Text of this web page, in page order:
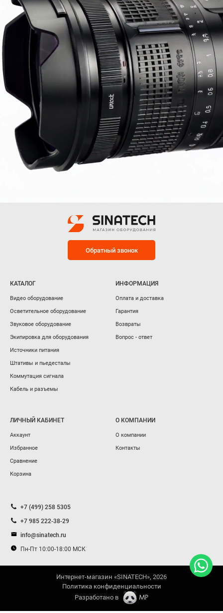
Обратный звонок
КАТАЛОГ
Видео оборудование
Осветительное оборудование
Звуковое оборудование
Экипировка для оборудования
Источники питания
Штативы и пьедесталы
Коммутация сигнала
Кабель и разъемы
ИНФОРМАЦИЯ
Оплата и доставка
Гарантия
Возвраты
Вопрос - ответ
ЛИЧНЫЙ КАБИНЕТ
Аккаунт
Избранное
Сравнение
Корзина
О КОМПАНИИ
О компании
Контакты
+7 (499) 258 5305
+7 985 222-38-29
info@sinatech.ru
Пн-Пт 10:00-18:00 МСК
Интернет-магазин «SINATECH», 2026
Политика конфиденциальности
Разработано в